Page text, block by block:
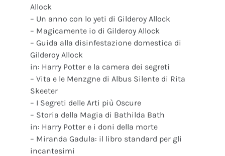
Allock
– Un anno con lo yeti di Gilderoy Allock
– Magicamente io di Gilderoy Allock
– Guida alla disinfestazione domestica di
Gilderoy Allock
in: Harry Potter e la camera dei segreti
– Vita e le Menzgne di Albus Silente di Rita
Skeeter
– I Segreti delle Arti più Oscure
– Storia della Magia di Bathilda Bath
in: Harry Potter e i doni della morte
– Miranda Gadula: il libro standard per gli
incantesimi